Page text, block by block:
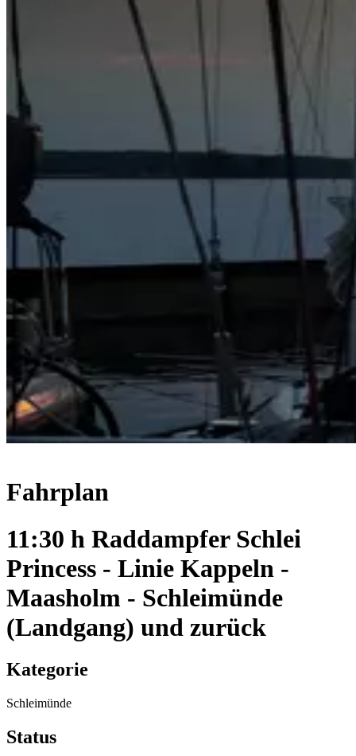
Fahrplan
11:30 h Raddampfer Schlei
Princess - Linie Kappeln -
Maasholm - Schleimünde
(Landgang) und zurück
Kategorie
Schleimünde
Status